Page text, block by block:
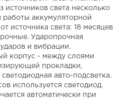
источников света несколько
аккумуляторной
источника света: 18 месяцев
Ударопрочная
и вибрации.
корпус - между слоями
прокладки,
авто-подсветка.
используется светодиод.
автоматически при